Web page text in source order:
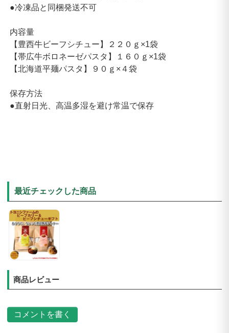
●冷凍品と同梱発送不可
内容量
【豊西牛ビーフシチュー】２２０ｇ×1袋
【帯広牛ボロネーゼパスタ】１６０ｇ×1袋
【北海道平麺パスタ】９０ｇ×４袋
保存方法
●直射日光、高温多湿を避け常温で保存
最近チェックした商品
商品レビュー
コメントを書く